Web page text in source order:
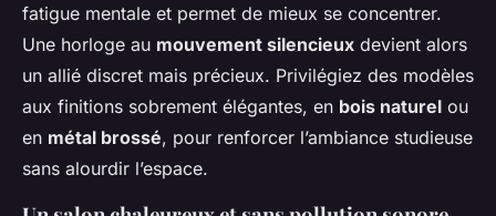
fatigue mentale et permet de mieux se concentrer.
Une horloge au mouvement silencieux devient alors
un allié discret mais précieux. Privilégiez des modèles
aux finitions sobrement élégantes, en bois naturel ou
en métal brossé, pour renforcer l’ambiance studieuse
sans alourdir l’espace.